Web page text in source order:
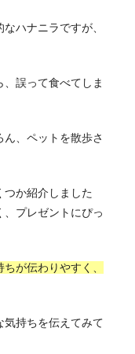
ハナニラですが、
誤って食べてしま
、ペットを散歩さ
つか紹介しました
プレゼントにぴっ
が伝わりやすく、
気持ちを伝えてみて